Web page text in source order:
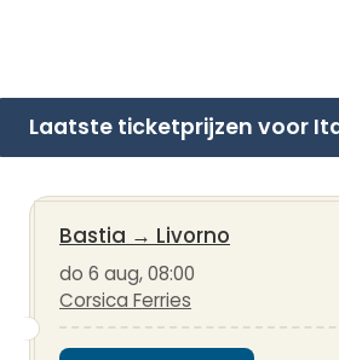
Laatste ticketprijzen voor
Bastia → Livorno
do 6 aug, 08:00
Corsica Ferries